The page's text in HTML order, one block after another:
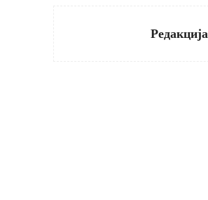
Редакција